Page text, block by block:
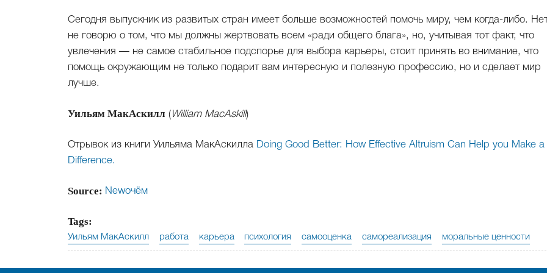
Сегодня выпускник из развитых стран имеет больше возможностей помочь миру, чем когда-либо.
не говорю о том, что мы должны жертвовать всем «ради общего блага», но, учитывая тот факт, что
увлечения — не самое стабильное подспорье для выбора карьеры, стоит принять во внимание, что
помощь окружающим не только подарит вам интересную и полезную профессию, но и сделает мир
лучше.
Уильям МакАскилл ( William MacAskill)
Отрывок из книги Уильяма МакАскилла
Doing Good Better: How Effective Altruism Can Help you Make a
Difference.
Source: Newочём
Tags:
Уильям МакАскилл работа карьера психология самооценка самореализация моральные ценности